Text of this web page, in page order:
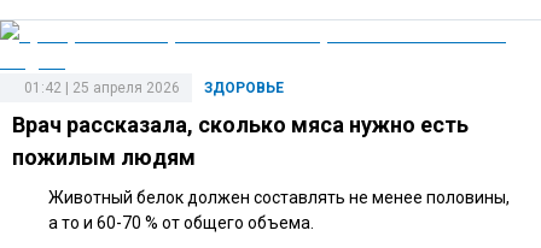
ЗДОРОВЬЕ
01:42 | 25 апреля 2026
Врач рассказала, сколько мяса нужно есть
пожилым людям
Животный белок должен составлять не менее половины,
а то и 60-70 % от общего объема.